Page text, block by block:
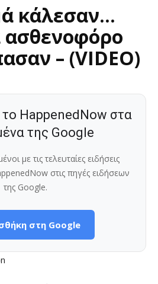
κάλεσαν…
ασθενοφόρο
– (VIDEO)
HappenedNow στα
της Google
με τις τελευταίες ειδήσεις
στις πηγές ειδήσεων
της Google.
στη Google